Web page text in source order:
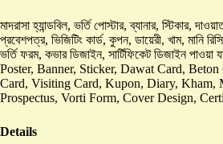
মাদরাসা হ্যান্ডবিল, ভর্তি পোস্টার, ব্যানার, স্টিকার,
প্রবেশপত্র, ভিজিটিং কার্ড, কুপন, ডায়েরী, খাম, মানি
ভর্তি ফরম, কভার ডিজাইন, সার্টিফিকেট ডিজাইন
Poster, Banner, Sticker, Dawat Card,
Card, Visiting Card, Kupon, Diary, Kham,
Prospectus, Vorti Form, Cover Design,
Details